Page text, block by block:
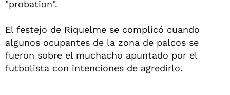
"probation".
El festejo de Riquelme se complicó cuando
algunos ocupantes de la zona de palcos se
fueron sobre el muchacho apuntado por el
futbolista con intenciones de agredirlo.